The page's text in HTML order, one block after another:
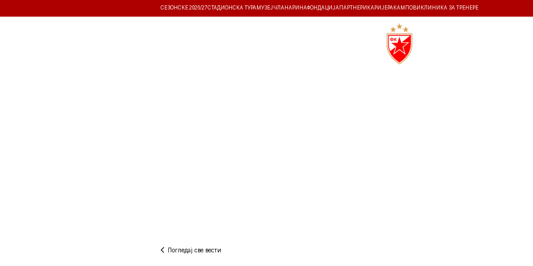
СЕЗОНСКЕ 2026/27СТАДИОНСКА ТУРА МУЗЕЈ ЧЛАНАРИНАФОНДАЦИЈА ПАРТНЕРИ КАРИЈЕРА КАМПОВИ КЛИНИКА ЗА ТРЕНЕРЕ
Погледај све вести